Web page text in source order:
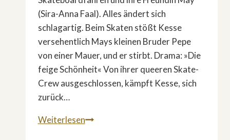
(Sira-Anna Faal). Alles ändert sich
schlagartig. Beim Skaten stößt Kesse
versehentlich Mays kleinen Bruder Pepe
von einer Mauer, und er stirbt. Drama: »Die
feige Schönheit« Von ihrer queeren Skate-
Crew ausgeschlossen, kämpft Kesse, sich
zurück…
WeiterlesenDrama: